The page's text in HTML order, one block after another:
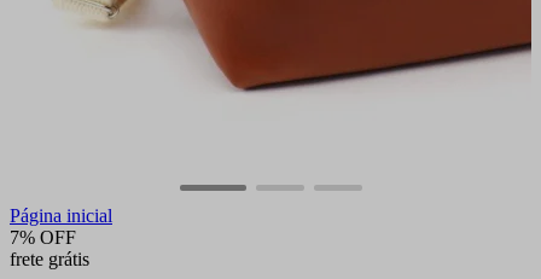
Página inicial
7% OFF
frete grátis